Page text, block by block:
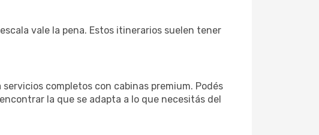
vale la pena. Estos itinerarios suelen tener
completos con cabinas premium. Podés
la que se adapta a lo que necesitás del